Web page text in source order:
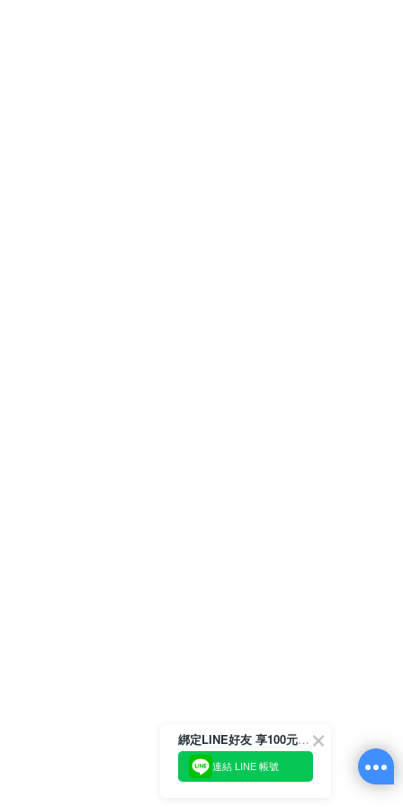
綁定LINE好友 享100元折價券
連結 LINE 帳號